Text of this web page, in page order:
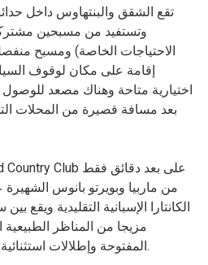
تقع الشقق والبنتهاوس داخل
وتستفيد من مسبحين
الاحتياجات الخاصة) ومسبح
إقامة على مكان لوقوف
اختيارية متاحة وهناك مصعد
بعد مسافة قصيرة من المحلات
من ماربيا وبويرتو بانوس
الكانتارا الإسبانية التقليدية ويقع
مزيجا من المناظر
المفتوحة وإطلالات استثنائية على البحر الأبيض المتوسط.